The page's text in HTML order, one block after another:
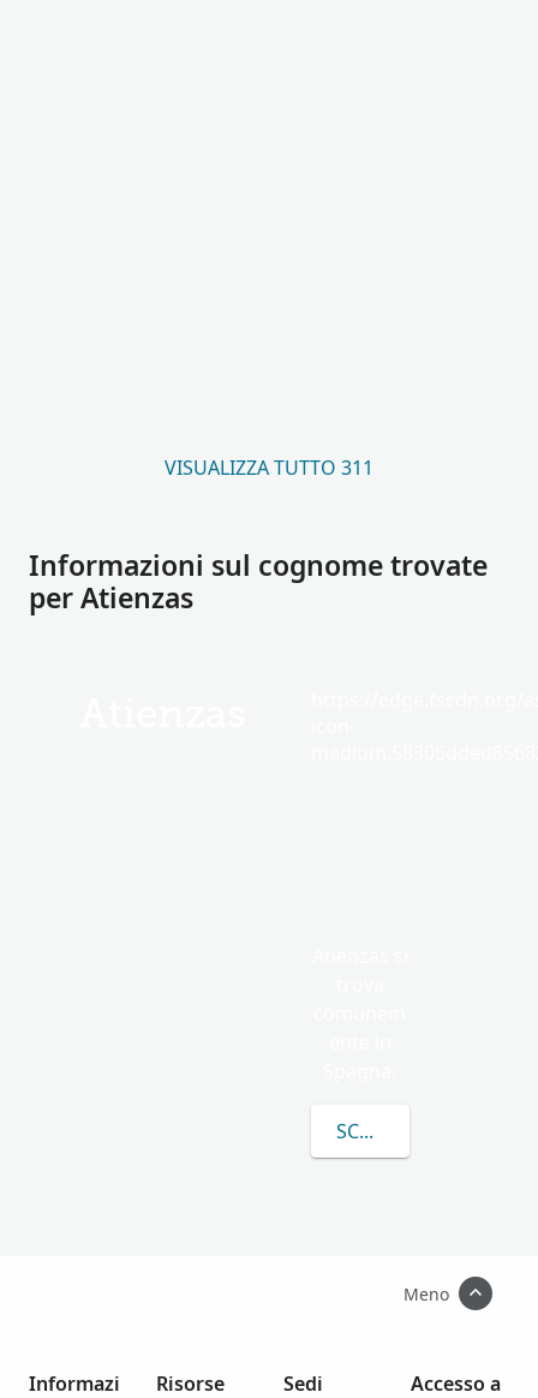
VISUALIZZA TUTTO 311
Informazioni sul cognome trovate
per Atienzas
SCOPRI DI PIÙ SU
Meno
Informazi
Risorse
Sedi
Accesso a